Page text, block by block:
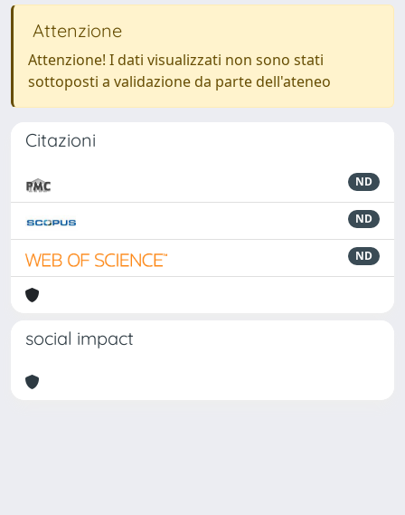
Attenzione
Attenzione! I dati visualizzati non sono stati
sottoposti a validazione da parte dell'ateneo
Citazioni
ND
ND
ND
social impact